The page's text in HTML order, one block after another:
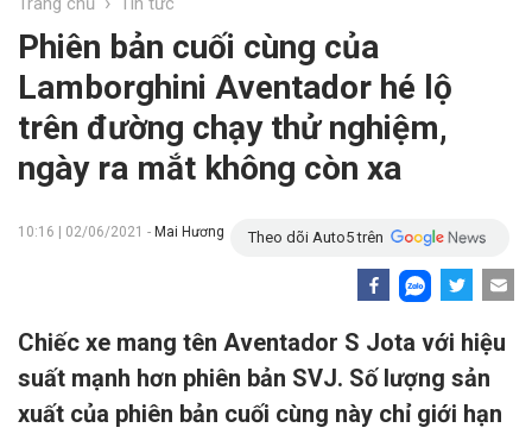
Phiên bản cuối cùng của
Lamborghini Aventador hé lộ
trên đường chạy thử nghiệm,
ngày ra mắt không còn xa
10:16 | 02/06/2021 - Mai Hương Theo dõi Auto5 trên
Chiếc xe mang tên Aventador S Jota với hiệu
suất mạnh hơn phiên bản SVJ. Số lượng sản
xuất của phiên bản cuối cùng này chỉ giới hạn